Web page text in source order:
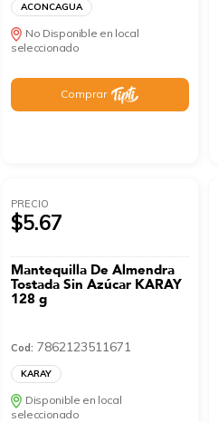
ACONCAGUA
No Disponible en local
seleccionado
Comprar
PRECIO
$5.67
Mantequilla De Almendra
Tostada Sin Azúcar KARAY
128 g
Cod: 7862123511671
KARAY
Disponible en local
seleccionado